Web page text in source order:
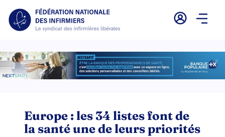
Europe : les 34 listes font de
la santé une de leurs priorités